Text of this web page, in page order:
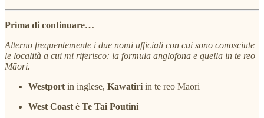
Prima di continuare…
Alterno frequentemente i due nomi ufficiali con cui sono conosciute
le località a cui mi riferisco: la formula anglofona e quella in te reo
Māori.
Westport in inglese, Kawatiri in te reo Māori
West Coast è Te Tai Poutini